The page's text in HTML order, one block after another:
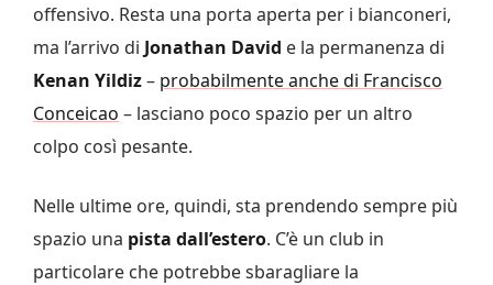
offensivo. Resta una porta aperta per i bianconeri,
ma l’arrivo di Jonathan David e la permanenza di
Kenan Yildiz– probabilmente anche di Francisco
Conceicao – lasciano poco spazio per un altro
colpo così pesante.
Nelle ultime ore, quindi, sta prendendo sempre più
spazio una pista dall’estero. C’è un club in
particolare che potrebbe sbaragliare la